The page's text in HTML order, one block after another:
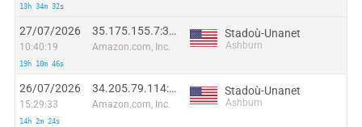
13h 34m 32s
27/07/2026
10:40:19
19h 10m 46s
35.175.155.7:39928
Amazon.com, Inc.
Stadoù-Unanet
Ashburn
26/07/2026
15:29:33
14h 2m 24s
34.205.79.114:18794
Amazon.com, Inc.
Stadoù-Unanet
Ashburn